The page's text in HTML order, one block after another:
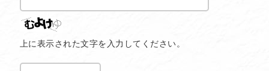
上に表示された文字を入力してください。